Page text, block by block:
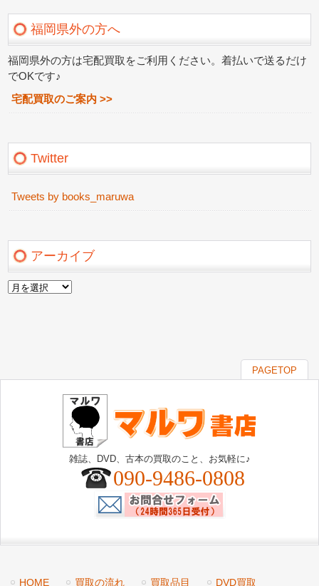
福岡県外の方へ
福岡県外の方は宅配買取をご利用ください。着払いで送るだけ
でOKです♪
宅配買取のご案内 >>
Twitter
Tweets by books_maruwa
アーカイブ
ア
PAGETOP
雑誌、DVD、古本の買取のこと、お気軽に♪
090-9486-0808
HOME 買取の流れ 買取品目 DVD買取